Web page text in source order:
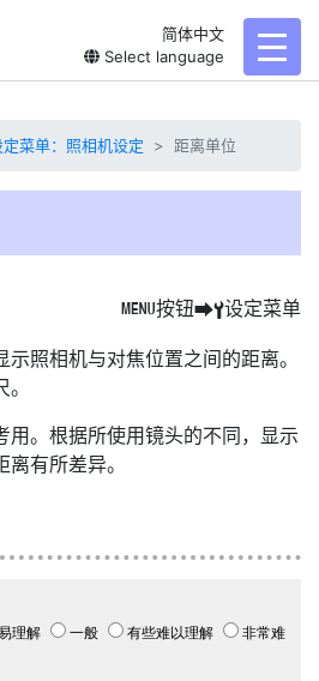
简体中文
Select language
定菜单：照相机设定 距离单位
G按钮UB设定菜单
照相机与对焦位置之间的距离。
用。根据所使用镜头的不同，显示
有所差异。